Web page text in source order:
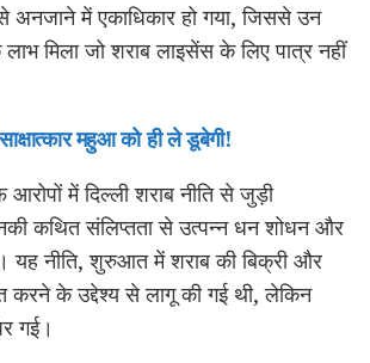
अनजाने में एकाधिकार हो गया, जिससे उन
लाभ मिला जो शराब लाइसेंस के लिए पात्र नहीं
महुआ को ही ले डूबेगी!
आरोपों में दिल्ली शराब नीति से जुड़ी
कथित संलिप्तता से उत्पन्न धन शोधन और
यह नीति, शुरुआत में शराब की बिक्री और
करने के उद्देश्य से लागू की गई थी, लेकिन
गई।